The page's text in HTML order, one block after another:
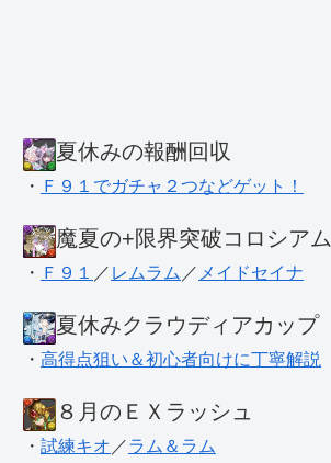
夏休みの報酬回収
・ Ｆ９１でガチャ２つなどゲット！
魔夏の+限界突破コロシアム
・ Ｆ９１ ／ レムラム ／ メイドセイナ
夏休みクラウディアカップ
・ 高得点狙い＆初心者向けに丁寧解説
８月のＥＸラッシュ
・ 試練キオ ／ラム＆ラム